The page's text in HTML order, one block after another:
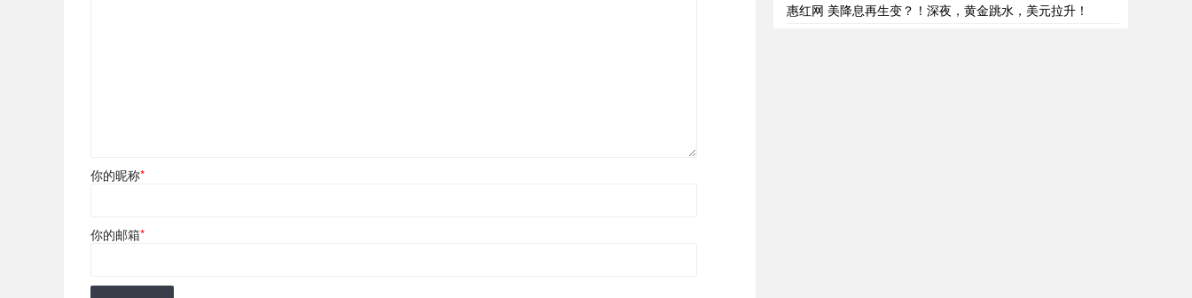
你的昵称*
你的邮箱*
惠红网 美降息再生变？！深夜，黄金跳水，美元拉升！